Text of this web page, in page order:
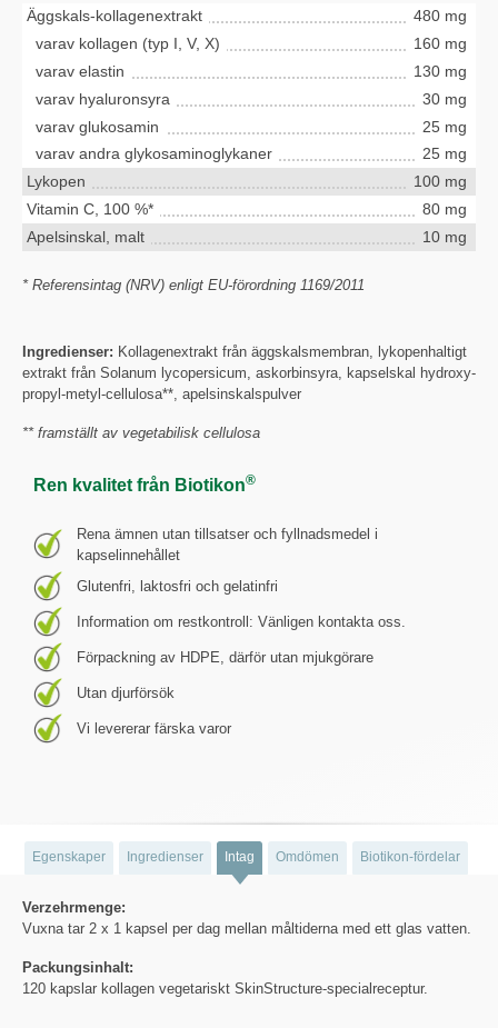
Äggskals-kollagenextrakt
480 mg
varav kollagen (typ I, V, X)
160 mg
varav elastin
130 mg
varav hyaluronsyra
30 mg
varav glukosamin
25 mg
varav andra glykosaminoglykaner
25 mg
Lykopen
100 mg
Vitamin C, 100 %*
80 mg
Apelsinskal, malt
10 mg
* Referensintag (NRV) enligt EU-förordning 1169/2011
Ingredienser: Kollagenextrakt från äggskalsmembran, lykopenhaltigt
extrakt från Solanum lycopersicum, askorbinsyra, kapselskal hydroxy-
propyl-metyl-cellulosa**, apelsinskalspulver
** framställt av vegetabilisk cellulosa
Ren kvalitet från Biotikon®
Rena ämnen utan tillsatser och fyllnadsmedel i
kapselinnehållet
Glutenfri, laktosfri och gelatinfri
Information om restkontroll: Vänligen kontakta oss.
Förpackning av HDPE, därför utan mjukgörare
Utan djurförsök
Vi levererar färska varor
Egenskaper Ingredienser Intag Omdömen Biotikon-fördelar
Verzehrmenge:
Vuxna tar 2 x 1 kapsel per dag mellan måltiderna med ett glas vatten.
Packungsinhalt:
120 kapslar kollagen vegetariskt SkinStructure-specialreceptur.